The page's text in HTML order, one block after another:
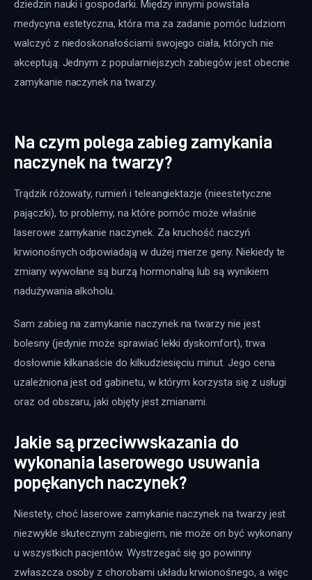
dziedzin nauki i gospodarki. Między innymi powstała
medycyna estetyczna, która ma za zadanie pomóc ludziom
walczyć z niedoskonałościami swojego ciała, których nie
akceptują. Jednym z popularniejszych zabiegów jest obecnie
zamykanie naczynek na twarzy.
Na czym polega zabieg zamykania
naczynek na twarzy?
Trądzik różowaty, rumień i teleangiektazje (nieestetyczne
pajączki), to problemy, na które pomóc może właśnie
laserowe zamykanie naczynek. Za kruchość naczyń
krwionośnych odpowiadają w dużej mierze geny. Niekiedy te
zmiany wywołane są burzą hormonalną lub są wynikiem
nadużywania alkoholu.
Sam zabieg na zamykanie naczynek na twarzy nie jest
bolesny (jedynie może sprawiać lekki dyskomfort), trwa
dosłownie kilkanaście do kilkudziesięciu minut. Jego cena
uzależniona jest od gabinetu, w którym korzysta się z usługi
oraz od obszaru, jaki objęty jest zmianami.
Jakie są przeciwwskazania do
wykonania laserowego usuwania
popękanych naczynek?
Niestety, choć laserowe zamykanie naczynek na twarzy jest
niezwykle skutecznym zabiegiem, nie może on być wykonany
u wszystkich pacjentów. Wystrzegać się go powinny
zwłaszcza osoby z chorobami układu krwionośnego, a więc